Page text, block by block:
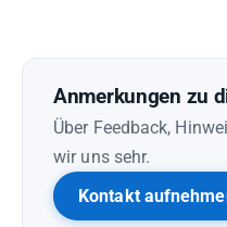
Anmerkungen zu
Über Feedback,
wir uns sehr.
Kontakt